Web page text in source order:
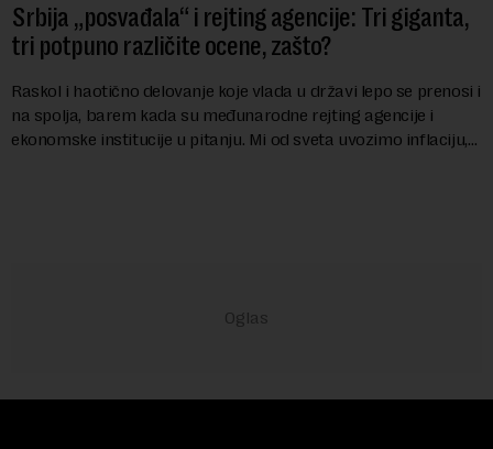
Srbija „posvađala“ i rejting agencije: Tri giganta,
tri potpuno različite ocene, zašto?
Raskol i haotično delovanje koje vlada u državi lepo se prenosi i
na spolja, barem kada su međunarodne rejting agencije i
ekonomske institucije u pitanju. Mi od sveta uvozimo inflaciju,